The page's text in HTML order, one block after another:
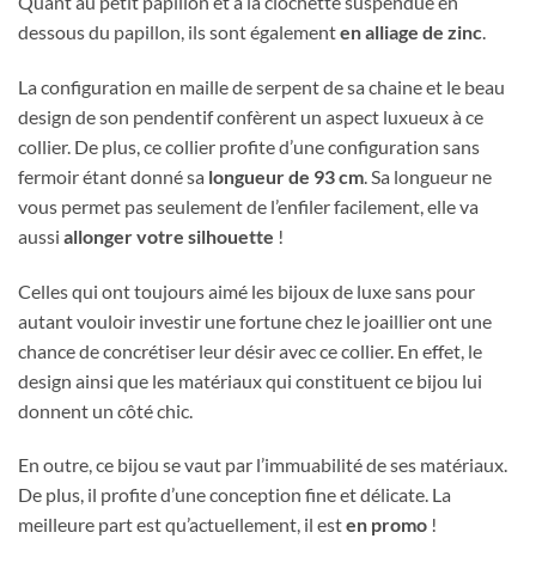
dessous du papillon, ils sont égalementen alliage de zinc.
La configuration en maille de serpent de sa chaine et le beau
design de son pendentif confèrent un aspect luxueux à ce
collier. De plus, ce collier profite d’une configuration sans
fermoir étant donné sa longueur de 93 cm . Sa longueur ne
vous permet pas seulement de l’enfiler facilement, elle va
aussi allonger votre silhouette !
Celles qui ont toujours aimé les bijoux de luxe sans pour
autant vouloir investir une fortune chez le joaillier ont une
chance de concrétiser leur désir avec ce collier. En effet, le
design ainsi que les matériaux qui constituent ce bijou lui
donnent un côté chic.
En outre, ce bijou se vaut par l’immuabilité de ses matériaux.
De plus, il profite d’une conception fine et délicate. La
meilleure part est qu’actuellement, il esten promo !